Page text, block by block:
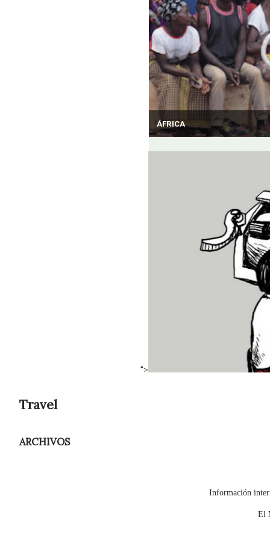
ÁFRICA
">
Travel
ARCHIVOS
Información
El